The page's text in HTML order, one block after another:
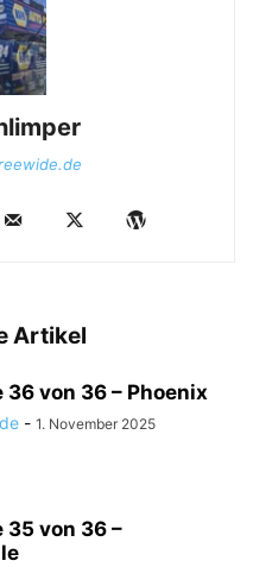
Artikel
von 36 – Phoenix
- 1. November 2025
von 36 –